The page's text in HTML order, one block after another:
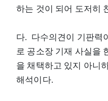
하는 것이 되어 도저히
다. 다수의견이 기판력
로 공소장 기재 사실을
을 채택하고 있지 아니
해석이다.